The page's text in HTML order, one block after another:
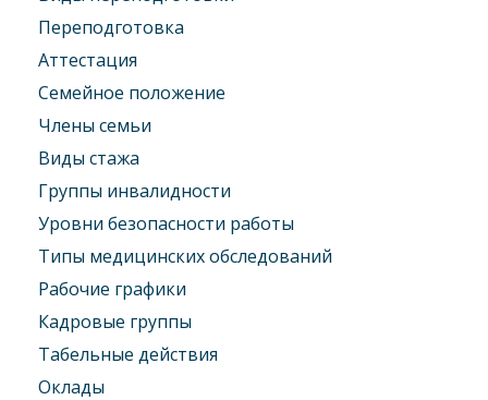
Переподготовка
Аттестация
Семейное положение
Члены семьи
Виды стажа
Группы инвалидности
Уровни безопасности работы
Типы медицинских обследований
Рабочие графики
Кадровые группы
Табельные действия
Оклады